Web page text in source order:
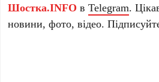
Шостка.INFO вTelegram.
новини, фото, відео.